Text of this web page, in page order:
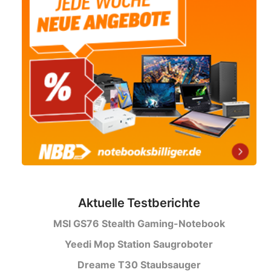
Aktuelle Testberichte
MSI GS76 Stealth Gaming-Notebook
Yeedi Mop Station Saugroboter
Dreame T30 Staubsauger